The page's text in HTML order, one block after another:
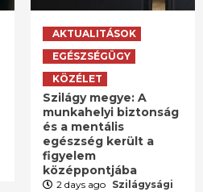
AKTUALITÁSOK
EGÉSZSÉGÜGY
KÖZÉLET
Szilágy megye: A
munkahelyi biztonság
és a mentális
egészség került a
figyelem
középpontjába
2 days ago Szilágysági